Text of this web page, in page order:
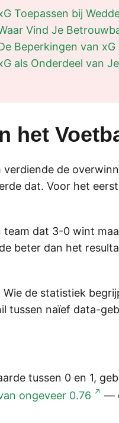
Toepassen bij
Vind Je
Beperkingen van xG
als Onderdeel van
het
de
dat. Voor het
dat 3-0 wint
beter dan het
de statistiek
tussen naïef data-
tussen 0 en 1,
ongeveer 0.76
—